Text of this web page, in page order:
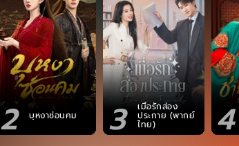
2 บุหงาซ่อนคม 3 เมื่อรักส่อง
ประกาย (พากย์
ไทย) 4